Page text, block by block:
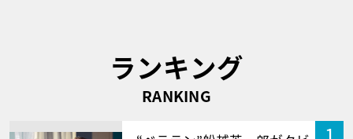
ランキング
RANKING